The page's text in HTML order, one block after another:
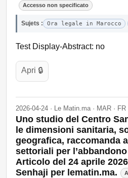
Accesso non specificato
Sujets : Ora legale in Marocco
Test Display-Abstract: no
Apri 🔒
2026-04-24 · Le Matin.ma · MAR · FR
Uno studio del Centro
le dimensioni sanitaria,
geografica, raccomanda
settoriali per
Articolo del 24 aprile
Senhaji per lematin.ma.